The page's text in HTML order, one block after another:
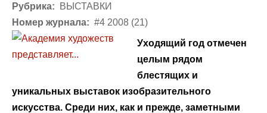
Рубрика:
ВЫСТАВКИ
Номер журнала: #4 2008 (21)
Уходящий год отмечен
целым рядом
блестящих и
уникальных выставок изобразительного
искусства. Среди них, как и прежде, заметными